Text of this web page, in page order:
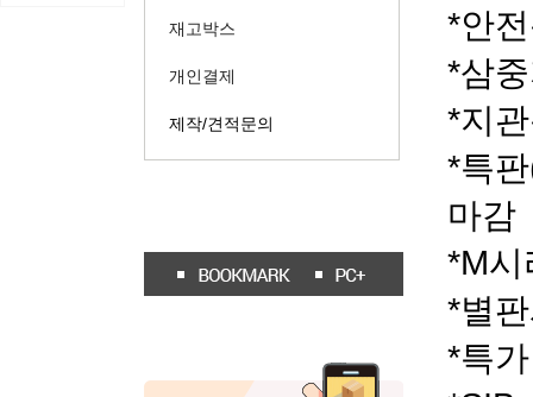
재고박스
개인결제
제작/견적문의
*안
*삼
*지
*특
마감
*M시
*별
*특